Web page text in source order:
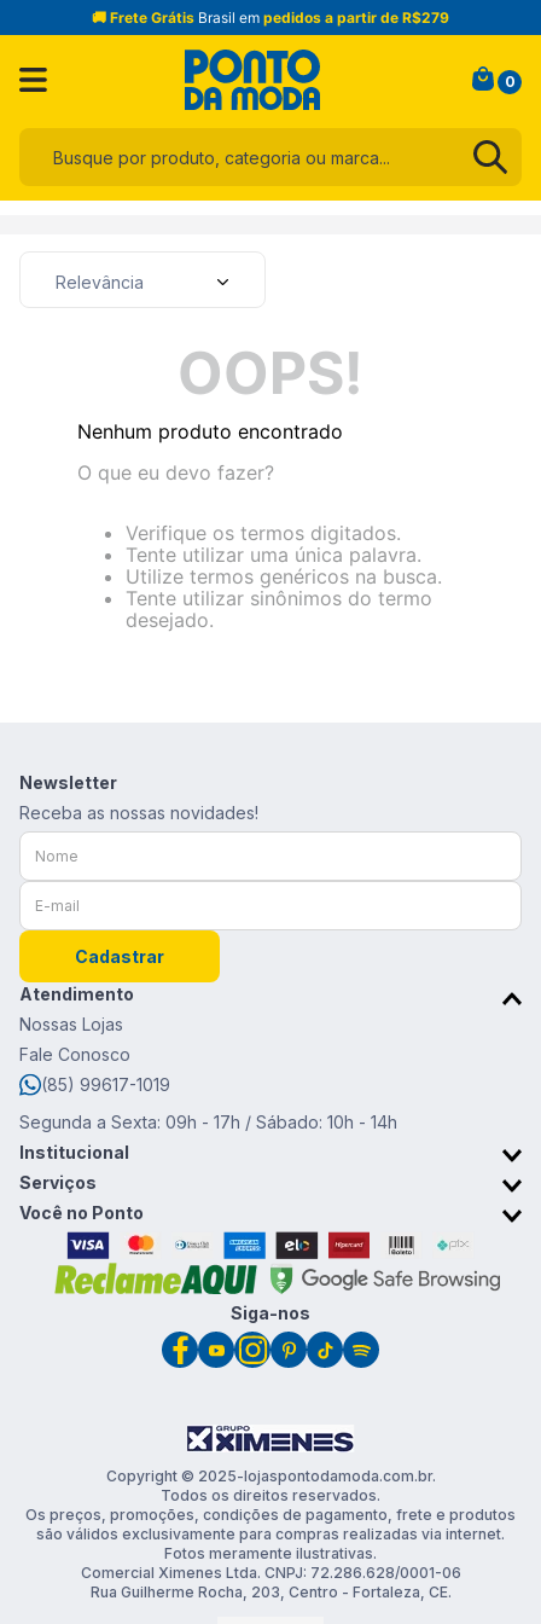
🚚 Frete Grátis Brasil em pedidos a partir de R$279
0
Relevância
OOPS!
Nenhum produto encontrado
O que eu devo fazer?
Verifique os termos digitados.
Tente utilizar uma única palavra.
Utilize termos genéricos na busca.
Tente utilizar sinônimos do termo
desejado.
Newsletter
Receba as nossas novidades!
Cadastrar
Atendimento
Nossas Lojas
Fale Conosco
(85) 99617-1019
Segunda a Sexta: 09h - 17h / Sábado: 10h - 14h
Institucional
Sobre o Ponto da Moda
Trabalhe conosco
Trocas e devoluções
Promoções & Cupons
Serviços
Retirada em Loja
Você no Ponto
Cartão Ponto da Moda
Clube de vantagens
Siga-nos
Copyright © 2025-lojaspontodamoda.com.br.
Todos os direitos reservados.
Os preços, promoções, condições de pagamento, frete e produtos
são válidos exclusivamente para compras realizadas via internet.
Fotos meramente ilustrativas.
Comercial Ximenes Ltda. CNPJ: 72.286.628/0001-06
Rua Guilherme Rocha, 203, Centro - Fortaleza, CE.
4 toalha
jeans
6º
8º são geraldo
9º calça feminina